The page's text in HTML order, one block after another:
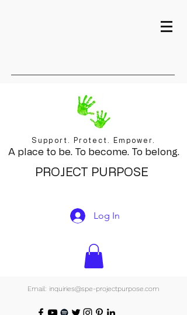
Support. Protect. Empower.
A place to be. To become. To belong.
PROJECT PURPOSE
Log In
Email: inquiries@spe-projectpurpose.com